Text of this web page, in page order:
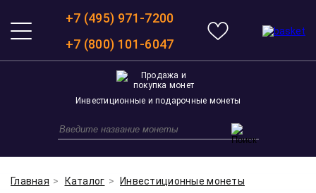
+7 (495) 971-7200
+7 (800) 101-6047
Инвестиционные и подарочные монеты
Главная Каталог
Инвестиционные монеты